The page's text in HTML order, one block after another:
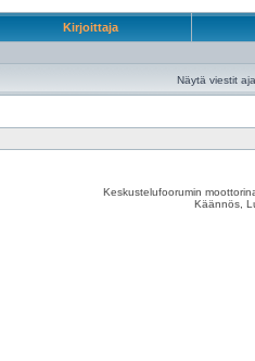
Kirjoittaja
Näytä viestit
Keskustelufoorumin
Käännös,